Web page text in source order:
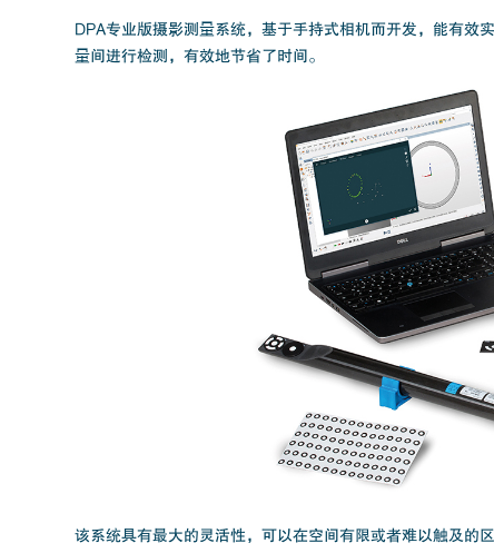
DPA专业版摄影测量系统，基于手持式相机而开发，能有效
量间进行检测，有效地节省了时间。
该系统具有最大的灵活性，可以在空间有限或者难以触及的